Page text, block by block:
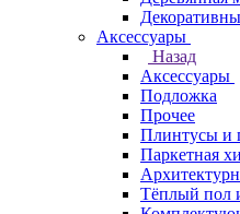
Аксессуары
Назад
Аксессуары
Подложка
Прочее
Плинтусы и
Паркетная
Тёплый пол